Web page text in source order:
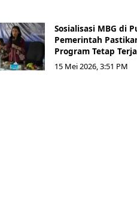
Sosialisasi MBG di
Pemerintah
Program Tetap
15 Mei 2026, 3:51 PM